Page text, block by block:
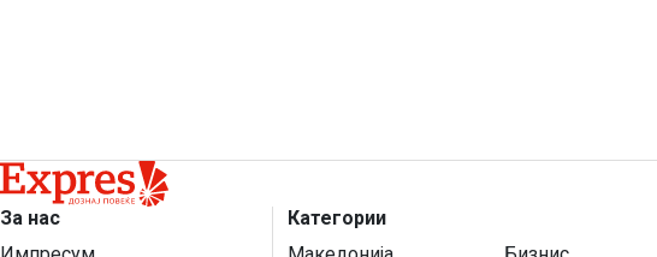
За нас
Категории